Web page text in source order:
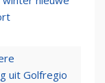
uit Golfregio